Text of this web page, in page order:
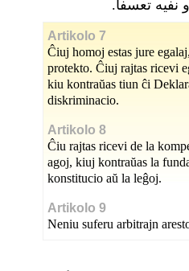
نفيه تعسفاً.
Artikolo 7
Ĉiuj homoj estas jure
protekto. Ĉiuj rajtas ricevi
kiu kontraŭas tiun ĉi
diskriminacio.
Artikolo 8
Ĉiu rajtas ricevi de la
agoj, kiuj kontraŭas la
konstitucio aŭ la leĝoj.
Artikolo 9
Neniu suferu arbitrajn